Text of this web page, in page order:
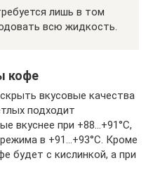
лишь в том
всю жидкость.
кофе
вкусовые качества
подходит
вкуснее при +88…+91°С,
в +91…+93°С. Кроме
будет с кислинкой, а при